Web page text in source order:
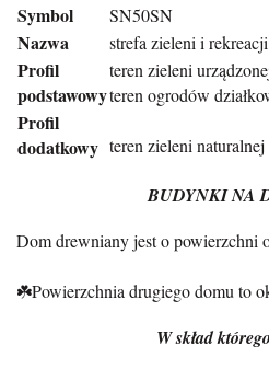
Symbol
SN50SN
Nazwa strefa zieleni i rekreacji
Profil
podstawowy
teren zieleni
teren ogrodów
Profil
dodatkowy teren zieleni naturalnej
BUDYNKI NA
Dom drewniany jest o powierzchni
☘️Powierzchnia drugiego domu to
W skład